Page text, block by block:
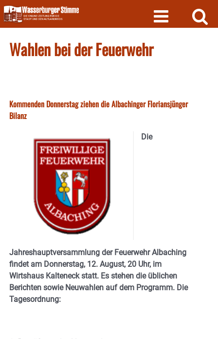
Skip
to
content
Wahlen bei der Feuerwehr
Kommenden Donnerstag ziehen die Albachinger Floriansjünger
Bilanz
Die
Jahreshauptversammlung der Feuerwehr Albaching
findet am Donnerstag, 12. August, 20 Uhr, im
Wirtshaus Kalteneck statt. Es stehen die üblichen
Berichten sowie Neuwahlen auf dem Programm. Die
Tagesordnung: